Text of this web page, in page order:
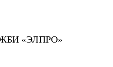
ЖБИ «ЭЛПРО»